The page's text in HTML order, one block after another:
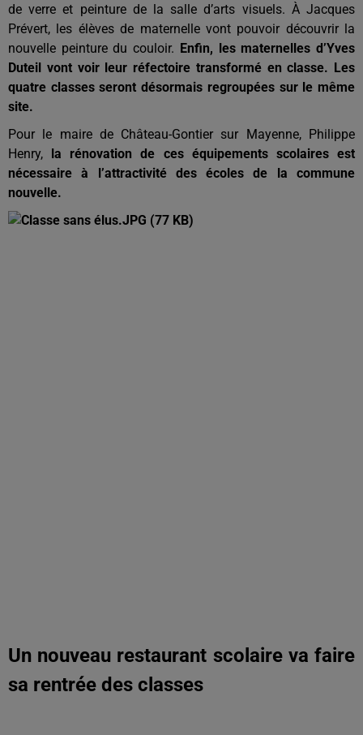
de verre et peinture de la salle d’arts visuels. À Jacques
Prévert, les élèves de maternelle vont pouvoir découvrir la
nouvelle peinture du couloir. Enfin, les maternelles d’Yves
Duteil vont voir leur réfectoire transformé en classe. Les
quatre classes seront désormais regroupées sur le même
site.
Pour le maire de Château-Gontier sur Mayenne, Philippe
Henry, la rénovation de ces équipements scolaires est
nécessaire à l’attractivité des écoles de la commune
nouvelle.
Un nouveau restaurant scolaire va faire
sa rentrée des classes